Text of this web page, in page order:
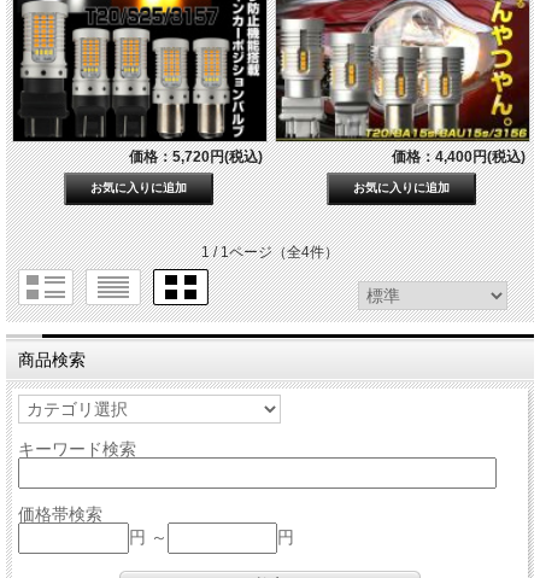
価格：5,720円(税込) 価格：4,400円(税込)
1 / 1ページ（全4件）
商品検索
キーワード検索
価格帯検索
円 ～
円